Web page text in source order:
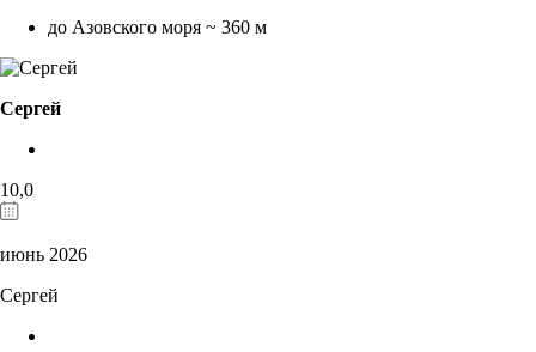
до Азовского моря ~ 360 м
Сергей
10,0
июнь 2026
Сергей